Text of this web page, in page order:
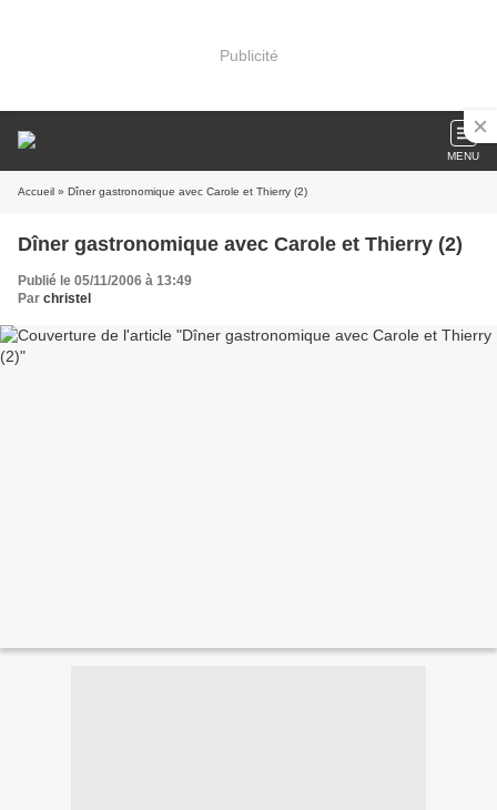
Publicité
MENU
Accueil » Dîner gastronomique avec Carole et Thierry (2)
Dîner gastronomique avec Carole et Thierry (2)
Publié le 05/11/2006 à 13:49
Par christel